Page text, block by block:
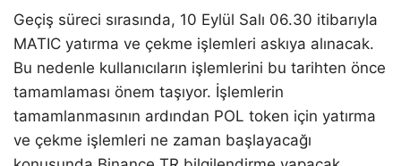
Geçiş süreci sırasında, 10 Eylül Salı 06.30 itibarıyla
MATIC yatırma ve çekme işlemleri askıya alınacak.
Bu nedenle kullanıcıların işlemlerini bu tarihten önce
tamamlaması önem taşıyor. İşlemlerin
tamamlanmasının ardından POL token için yatırma
ve çekme işlemleri ne zaman başlayacağı